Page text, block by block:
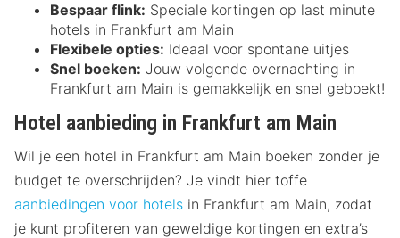
Bespaar flink: Speciale kortingen op last minute
hotels in Frankfurt am Main
Flexibele opties: Ideaal voor spontane uitjes
Snel boeken: Jouw volgende overnachting in
Frankfurt am Main is gemakkelijk en snel geboekt!
Hotel aanbieding in Frankfurt am Main
Wil je een hotel in Frankfurt am Main boeken zonder je
budget te overschrijden? Je vindt hier toffe
aanbiedingen voor hotels in Frankfurt am Main, zodat
je kunt profiteren van geweldige kortingen en extra’s